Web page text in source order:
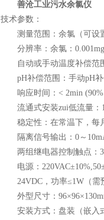
善沧工业污水余氯仪
技术参数：
测量范围：余氯（可设置
分辨率：余氯：
自动或手动温度补偿范
pH补偿范围：手动pH补
响应时间：< 2min (90%
流通式安装zui低流量：
稳定性：在常温下，每月
隔离信号输出：0～
两组继电器控制触点：3A
电源：
24VDC，功率≤1W（需预
外型尺寸：
安装方式：盘装（嵌入式